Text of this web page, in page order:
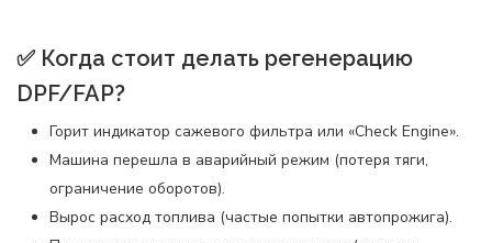
✅ Когда стоит делать регенерацию
DPF/FAP?
Горит индикатор сажевого фильтра или «Check Engine».
Машина перешла в аварийный режим (потеря тяги,
ограничение оборотов).
Вырос расход топлива (частые попытки автопрожига).